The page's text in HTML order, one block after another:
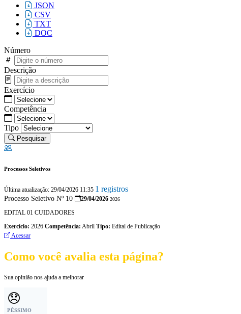
JSON
CSV
TXT
DOC
Número
Descrição
Exercício
Competência
Tipo
Pesquisar
Processos Seletivos
Última atualização: 29/04/2026 11:35 1 registros
Processo Seletivo Nº 10 29/04/2026 2026
EDITAL 01 CUIDADORES
Exercício: 2026 Competência: Abril Tipo: Edital de Publicação
Acessar
Como você avalia esta página?
Sua opinião nos ajuda a melhorar
😞
PÉSSIMO